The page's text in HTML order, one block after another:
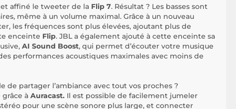
affiné le tweeter de la Flip 7. Résultat ? Les basses sont
même à un volume maximal. Grâce à un nouveau
les fréquences sont plus élevées, ajoutant plus de
enceinte Flip. JBL a également ajouté à cette enceinte sa
AI Sound Boost, qui permet d’écouter votre musique
performances acoustiques maximales avec moins de
de partager l’ambiance avec tout vos proches ?
à Auracast. Il est possible de facilement jumeler
pour une scène sonore plus large, et connecter